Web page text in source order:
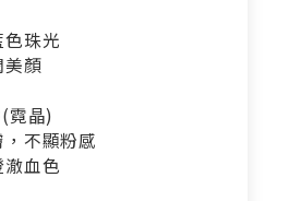
珠光
美顏
霓晶)
不顯粉感
血色